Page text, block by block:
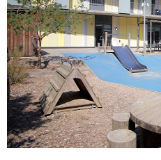
FAVORIT